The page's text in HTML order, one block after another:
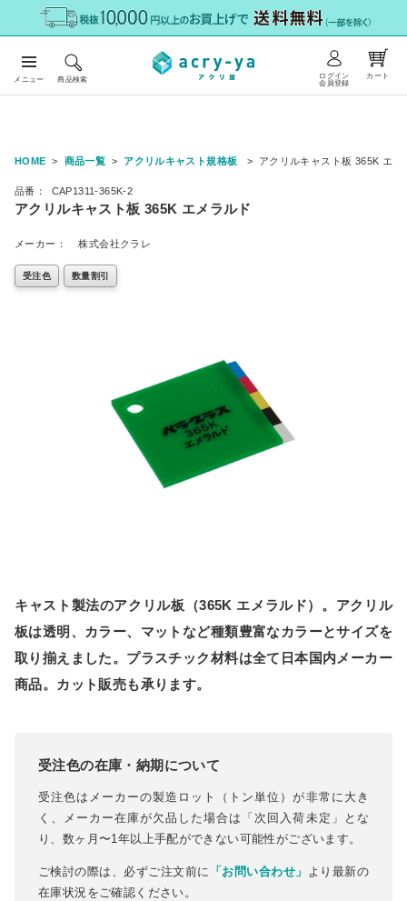
メニュー 商品検索
ログイン
会員登録
カート
HOME 商品一覧 アクリルキャスト規格板 アクリルキャスト板 365K エメ
品番： CAP1311-365K-2
アクリルキャスト板 365K エメラルド
メーカー： 株式会社クラレ
受注色 数量割引
キャスト製法のアクリル板（365K エメラルド）。アクリル
板は透明、カラー、マットなど種類豊富なカラーとサイズを
取り揃えました。プラスチック材料は全て日本国内メーカー
商品。カット販売も承ります。
受注色の在庫・納期について
受注色はメーカーの製造ロット（トン単位）が非常に大き
く、メーカー在庫が欠品した場合は「次回入荷未定」とな
り、数ヶ月〜1年以上手配ができない可能性がございます。
ご検討の際は、必ずご注文前に 「お問い合わせ」 より最新の
在庫状況をご確認ください。